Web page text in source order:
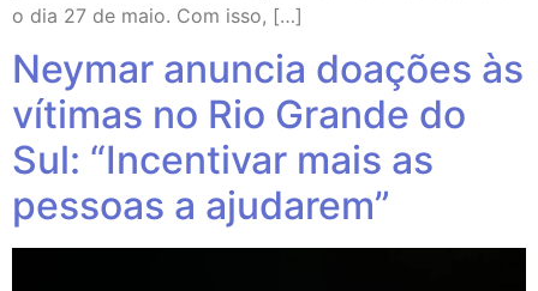
o dia 27 de maio. Com isso, […]
Neymar anuncia doações às
vítimas no Rio Grande do
Sul: “Incentivar mais as
pessoas a ajudarem”